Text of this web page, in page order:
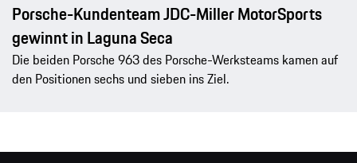
Porsche-Kundenteam JDC-Miller MotorSports
gewinnt in Laguna Seca
Die beiden Porsche 963 des Porsche-Werksteams kamen auf
den Positionen sechs und sieben ins Ziel.